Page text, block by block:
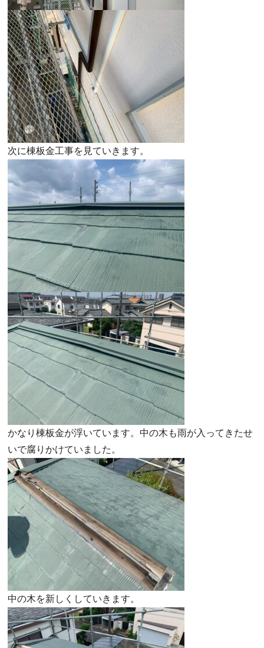
次に棟板金工事を見ていきます。
かなり棟板金が浮いています。中の木も雨が入ってきたせ
いで腐りかけていました。
中の木を新しくしていきます。